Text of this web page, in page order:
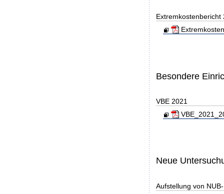
Extremkostenbericht
Besondere
VBE 2021
Neue
Aufstellung von